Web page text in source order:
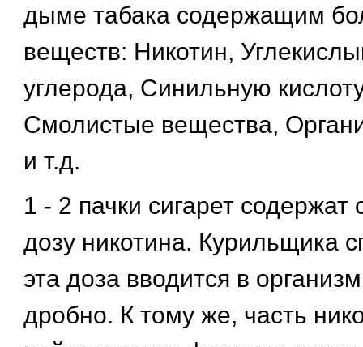
дыме табака содержащим
веществ: Никотин,
углерода, Синильную
Смолистые вещества,
и т.д.
1 - 2 пачки сигарет
дозу никотина. Курильщика
эта доза вводится в
дробно. К тому же, часть